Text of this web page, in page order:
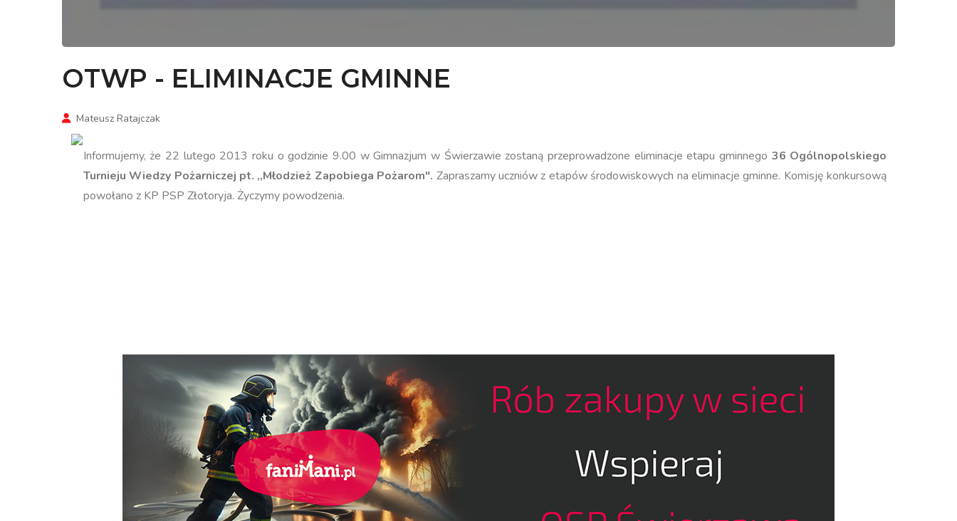
OTWP - ELIMINACJE GMINNE
Mateusz Ratajczak
Informujemy, że 22 lutego 2013 roku o godzinie 9.00 w Gimnazjum w Świerzawie zostaną przeprowadzone eliminacje etapu gminnego 36 Ogólnopolskiego
Turnieju Wiedzy Pożarniczej pt. ,,Młodzież Zapobiega Pożarom". Zapraszamy uczniów z etapów środowiskowych na eliminacje gminne. Komisję konkursową
powołano z KP PSP Złotoryja. Życzymy powodzenia.